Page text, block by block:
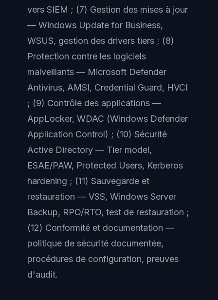
vers SIEM ; (7) Gestion des mises à jour
— Windows Update for Business,
WSUS, gestion des drivers tiers ; (8)
Protection contre les logiciels
malveillants — Microsoft Defender
Antivirus, AMSI, Credential Guard, HVCI
; (9) Contrôle des applications —
AppLocker, WDAC (Windows Defender
Application Control) ; (10) Sécurité
Active Directory — Tier model,
ESAE/PAW, Protected Users, Kerberos
hardening ; (11) Sauvegarde et
restauration — VSS, Windows Server
Backup, RPO/RTO, test de restauration ;
(12) Conformité et documentation —
politique de sécurité documentée,
procédures de configuration, preuves
d'audit.